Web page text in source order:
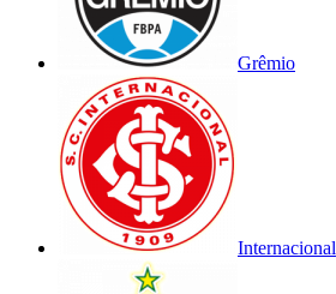
Grêmio
Internacional